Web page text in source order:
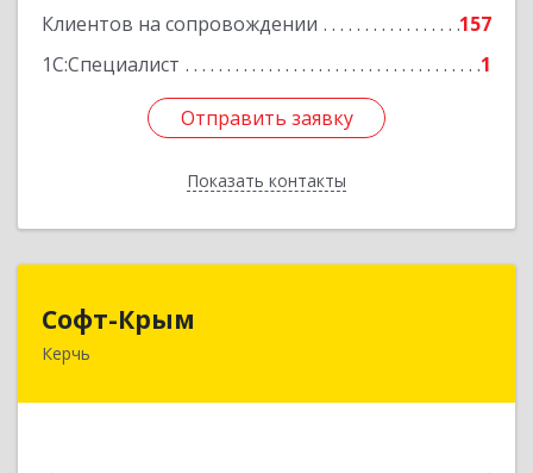
Клиентов на сопровождении
157
1С:Специалист
1
Отправить заявку
Показать контакты
Отправить заявку
Назад
Софт-Крым
Керчь
Республика Калмыкия, г. Элиста, ул. Губаревича,